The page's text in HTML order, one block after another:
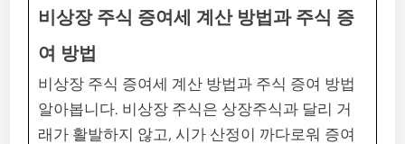
비상장 주식 증여세 계산 방법과 주식 증
여 방법
비상장 주식 증여세 계산 방법과 주식 증여 방법
알아봅니다. 비상장 주식은 상장주식과 달리 거
래가 활발하지 않고, 시가 산정이 까다로워 증여